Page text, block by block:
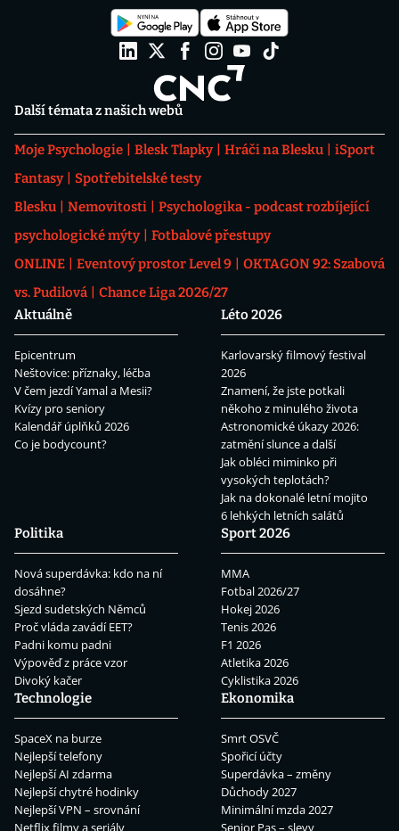
Další témata z našich webů
Moje Psychologie Blesk Tlapky Hráči na Blesku
iSport
Fantasy
Spotřebitelské testy
Blesku
Nemovitosti
Psychologika - podcast rozbíjející
psychologické mýty
Fotbalové přestupy
ONLINE
Eventový prostor Level 9
OKTAGON 92: Szabová
vs. Pudilová
Chance Liga 2026/27
Aktuálně
Epicentrum
Neštovice: příznaky, léčba
V čem jezdí Yamal a Mesii?
Kvízy pro seniory
Kalendář úplňků 2026
Co je bodycount?
Léto 2026
Karlovarský filmový festival
2026
Znamení, že jste potkali
někoho z minulého života
Astronomické úkazy 2026:
zatmění slunce a další
Jak obléci miminko při
vysokých teplotách?
Jak na dokonalé letní mojito
6 lehkých letních salátů
Politika
Nová superdávka: kdo na ní
dosáhne?
Sjezd sudetských Němců
Proč vláda zavádí EET?
Padni komu padni
Výpověď z práce vzor
Divoký kačer
Sport 2026
MMA
Fotbal 2026/27
Hokej 2026
Tenis 2026
F1 2026
Atletika 2026
Cyklistika 2026
Technologie
SpaceX na burze
Nejlepší telefony
Nejlepší AI zdarma
Nejlepší chytré hodinky
Nejlepší VPN – srovnání
Netflix filmy a seriály
Ekonomika
Smrt OSVČ
Spořicí účty
Superdávka – změny
Důchody 2027
Minimální mzda 2027
Senior Pas – slevy